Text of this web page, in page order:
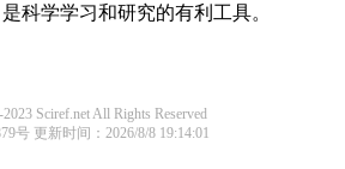
科学学习和研究的有利工具。
Sciref.net All Rights Reserved
号更新时间：2026/8/8 19:14:01